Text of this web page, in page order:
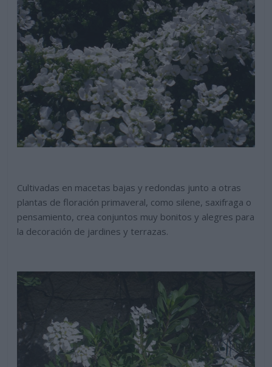
Cultivadas en macetas bajas y redondas junto a otras
plantas de floración primaveral, como silene, saxifraga o
pensamiento, crea conjuntos muy bonitos y alegres para
la decoración de jardines y terrazas.